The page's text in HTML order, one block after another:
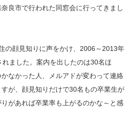
良市で行われた同窓会に行ってきまし
の顔見知りに声をかけ、2006～2013年
ました。案内を出したのは30名ほ
なかった人、メルアドが変わって連絡
が、顔見知りだけで30名もの卒業生が
があれば卒業率も上がるのかな～と感